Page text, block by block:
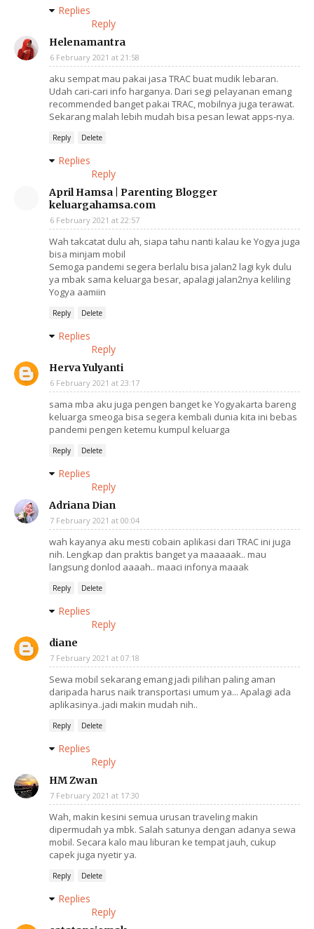
Replies
Reply
Helenamantra
6 February 2021 at 21:58
aku sempat mau pakai jasa TRAC buat mudik lebaran.
Udah cari-cari info harganya. Dari segi pelayanan emang
recommended banget pakai TRAC, mobilnya juga terawat.
Sekarang malah lebih mudah bisa pesan lewat apps-nya.
Reply Delete
Replies
Reply
April Hamsa | Parenting Blogger
keluargahamsa.com
6 February 2021 at 22:57
Wah takcatat dulu ah, siapa tahu nanti kalau ke Yogya juga
bisa minjam mobil
Semoga pandemi segera berlalu bisa jalan2 lagi kyk dulu
ya mbak sama keluarga besar, apalagi jalan2nya keliling
Yogya aamiin
Reply Delete
Replies
Reply
Herva Yulyanti
6 February 2021 at 23:17
sama mba aku juga pengen banget ke Yogyakarta bareng
keluarga smeoga bisa segera kembali dunia kita ini bebas
pandemi pengen ketemu kumpul keluarga
Reply Delete
Replies
Reply
Adriana Dian
7 February 2021 at 00:04
wah kayanya aku mesti cobain aplikasi dari TRAC ini juga
nih. Lengkap dan praktis banget ya maaaaak.. mau
langsung donlod aaaah.. maaci infonya maaak
Reply Delete
Replies
Reply
diane
7 February 2021 at 07:18
Sewa mobil sekarang emang jadi pilihan paling aman
daripada harus naik transportasi umum ya... Apalagi ada
aplikasinya..jadi makin mudah nih..
Reply Delete
Replies
Reply
HM Zwan
7 February 2021 at 17:30
Wah, makin kesini semua urusan traveling makin
dipermudah ya mbk. Salah satunya dengan adanya sewa
mobil. Secara kalo mau liburan ke tempat jauh, cukup
capek juga nyetir ya.
Reply Delete
Replies
Reply